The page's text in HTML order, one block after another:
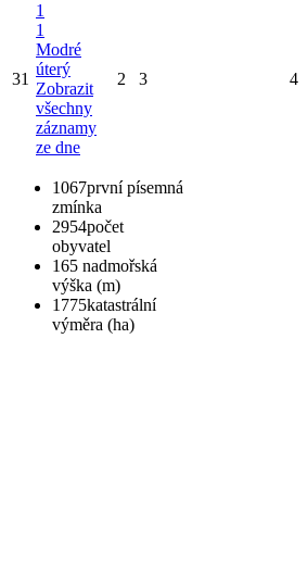
31
1
1
Modré
úterý
Zobrazit
všechny
záznamy
ze dne
2 3 4
1067první písemná
zmínka
2954počet
obyvatel
165 nadmořská
výška (m)
1775katastrální
výměra (ha)